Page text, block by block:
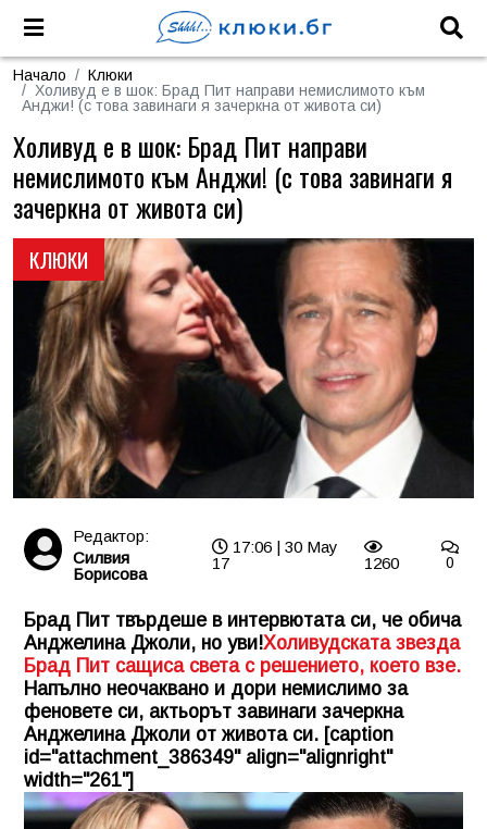
Начало
Клюки
Холивуд е в шок: Брад Пит направи немислимото към
Анджи! (с това завинаги я зачеркна от живота си)
КЛЮКИ
Холивуд е в шок: Брад Пит направи
немислимото към Анджи! (с това завинаги я
зачеркна от живота си)
Редактор:
Силвия
Борисова
17:06 | 30 May
17
1260 0
Брад Пит твърдеше в интервютата си, че обича
Анджелина Джоли, но уви!Холивудската звезда
Брад Пит сащиса света с решението, което взе.
Напълно неочаквано и дори немислимо за
феновете си, актьорът завинаги зачеркна
Анджелина Джоли от живота си. [caption
id="attachment_386349" align="alignright"
width="261"]